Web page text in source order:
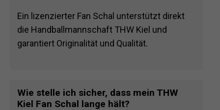
Ein lizenzierter Fan Schal unterstützt direkt
die Handballmannschaft THW Kiel und
garantiert Originalität und Qualität.
Wie stelle ich sicher, dass mein THW
Kiel Fan Schal lange hält?